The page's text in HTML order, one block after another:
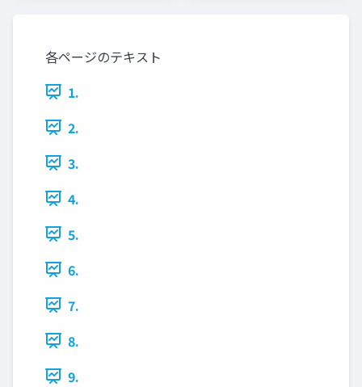
各ページのテキスト
1.
2.
3.
4.
5.
6.
7.
8.
9.